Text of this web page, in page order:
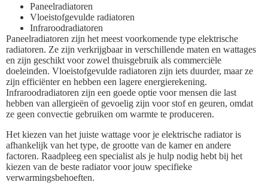
Paneelradiatoren
Vloeistofgevulde radiatoren
Infraroodradiatoren
Paneelradiatoren zijn het meest voorkomende type elektrische
radiatoren. Ze zijn verkrijgbaar in verschillende maten en wattages
en zijn geschikt voor zowel thuisgebruik als commerciële
doeleinden. Vloeistofgevulde radiatoren zijn iets duurder, maar ze
zijn efficiënter en hebben een lagere energierekening.
Infraroodradiatoren zijn een goede optie voor mensen die last
hebben van allergieën of gevoelig zijn voor stof en geuren, omdat
ze geen convectie gebruiken om warmte te produceren.
Het kiezen van het juiste wattage voor je elektrische radiator is
afhankelijk van het type, de grootte van de kamer en andere
factoren. Raadpleeg een specialist als je hulp nodig hebt bij het
kiezen van de beste radiator voor jouw specifieke
verwarmingsbehoeften.